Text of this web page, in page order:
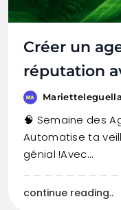
Créer un
réputation
🧠 Semaine des
Automatise ta
génial !Avec…
continue reading..